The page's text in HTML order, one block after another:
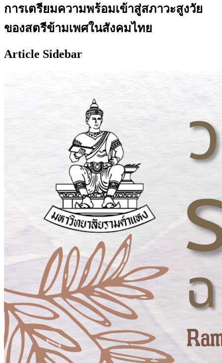
การเตรียมความพร้อมเข้าสู่สภาวะสูงวัย
ของสตรีข้ามเพศในสังคมไทย
Article Sidebar